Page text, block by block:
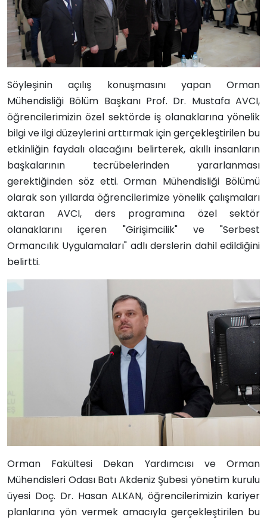
Söyleşinin açılış konuşmasını yapan Orman
Mühendisliği Bölüm Başkanı Prof. Dr. Mustafa AVCI,
öğrencilerimizin özel sektörde iş olanaklarına yönelik
bilgi ve ilgi düzeylerini arttırmak için gerçekleştirilen bu
etkinliğin faydalı olacağını belirterek, akıllı insanların
başkalarının tecrübelerinden yararlanması
gerektiğinden söz etti. Orman Mühendisliği Bölümü
olarak son yıllarda öğrencilerimize yönelik çalışmaları
aktaran AVCI, ders programına özel sektör
olanaklarını içeren "Girişimcilik" ve "Serbest
Ormancılık Uygulamaları" adlı derslerin dahil edildiğini
belirtti.
Orman Fakültesi Dekan Yardımcısı ve Orman
Mühendisleri Odası Batı Akdeniz Şubesi yönetim kurulu
üyesi Doç. Dr. Hasan ALKAN, öğrencilerimizin kariyer
planlarına yön vermek amacıyla gerçekleştirilen bu